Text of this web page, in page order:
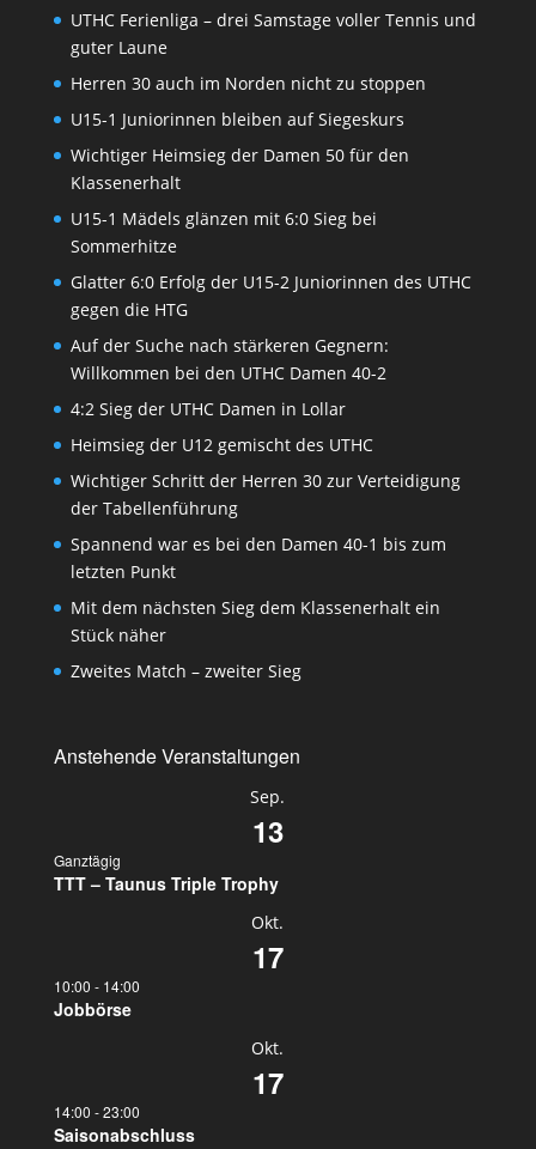
UTHC Ferienliga – drei Samstage voller Tennis und
guter Laune
Herren 30 auch im Norden nicht zu stoppen
U15-1 Juniorinnen bleiben auf Siegeskurs
Wichtiger Heimsieg der Damen 50 für den
Klassenerhalt
U15-1 Mädels glänzen mit 6:0 Sieg bei
Sommerhitze
Glatter 6:0 Erfolg der U15-2 Juniorinnen des UTHC
gegen die HTG
Auf der Suche nach stärkeren Gegnern:
Willkommen bei den UTHC Damen 40-2
4:2 Sieg der UTHC Damen in Lollar
Heimsieg der U12 gemischt des UTHC
Wichtiger Schritt der Herren 30 zur Verteidigung
der Tabellenführung
Spannend war es bei den Damen 40-1 bis zum
letzten Punkt
Mit dem nächsten Sieg dem Klassenerhalt ein
Stück näher
Zweites Match – zweiter Sieg
Anstehende Veranstaltungen
Sep.
13
Ganztägig
TTT – Taunus Triple Trophy
Okt.
17
10:00 - 14:00
Jobbörse
Okt.
17
14:00 -23:00
Saisonabschluss